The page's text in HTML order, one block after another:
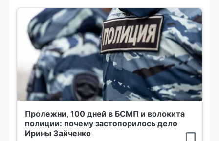
Пролежни, 100 дней в БСМП и волокита
полиции: почему застопорилось дело
Ирины Зайченко